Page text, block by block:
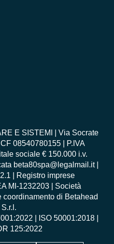
E SISTEMI | Via Socrate
08540780155 | P.IVA
sociale € 150.000 i.v.
beta80spa@legalmail.it |
| Registro imprese
MI-1232203 | Società
coordinamento di Betahead
S.r.l.
ISO 50001:2018
125:2022